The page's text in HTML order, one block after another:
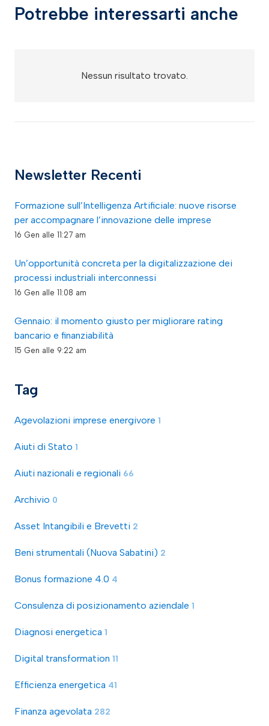
Potrebbe interessarti anche
Nessun risultato trovato.
Newsletter Recenti
Formazione sull’Intelligenza Artificiale: nuove risorse
per accompagnare l’innovazione delle imprese
16 Gen alle 11:27 am
Un’opportunità concreta per la digitalizzazione dei
processi industriali interconnessi
16 Gen alle 11:08 am
Gennaio: il momento giusto per migliorare rating
bancario e finanziabilità
15 Gen alle 9:22 am
Tag
Agevolazioni imprese energivore 1
Aiuti di Stato 1
Aiuti nazionali e regionali 66
Archivio 0
Asset Intangibili e Brevetti 2
Beni strumentali (Nuova Sabatini) 2
Bonus formazione 4.0 4
Consulenza di posizionamento aziendale 1
Diagnosi energetica 1
Digital transformation 11
Efficienza energetica 41
Finanza agevolata 282